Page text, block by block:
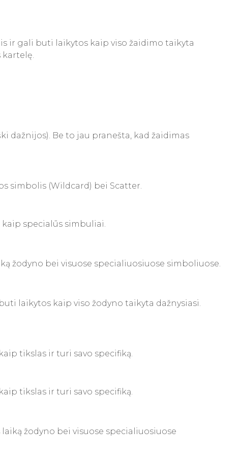
ir gali buti laikytos kaip viso žaidimo taikyta
dažnijos). Be to jau pranešta, kad žaidimas
simbolis (Wildcard) bei Scatter.
specialūs simbuliai.
žodyno bei visuose specialiuosiuose simboliuose.
laikytos kaip viso žodyno taikyta dažnysiasi.
tikslas ir turi savo specifiką.
tikslas ir turi savo specifiką.
žodyno bei visuose specialiuosiuose